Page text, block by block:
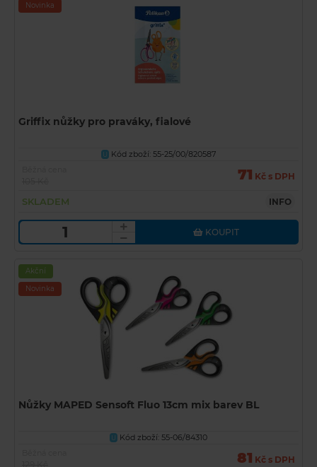
Novinka
Griffix nůžky pro praváky, fialové
U
Kód zboží: 55-25/00/820587
71 Kč s DPH
SKLADEM INFO
KOUPIT
Akční
Novinka
Nůžky MAPED Sensoft Fluo 13cm mix barev BL
U
Kód zboží: 55-06/84310
81 Kč s DPH